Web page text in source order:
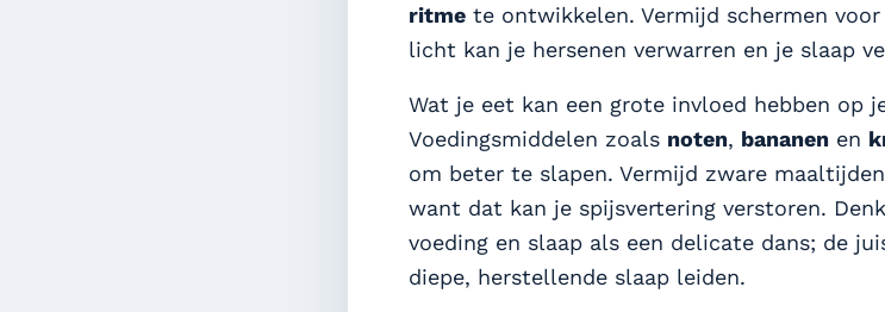
ritme te ontwikkelen. Vermijd schermen
licht kan je hersenen verwarren en je slaap
Wat je eet kan een grote invloed hebben op
Voedingsmiddelen zoals noten, bananen en
om beter te slapen. Vermijd zware
want dat kan je spijsvertering verstoren.
voeding en slaap als een delicate dans; de
diepe, herstellende slaap leiden.